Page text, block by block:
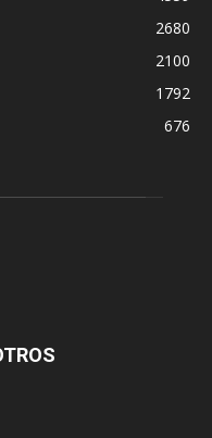
2680
2100
1792
676